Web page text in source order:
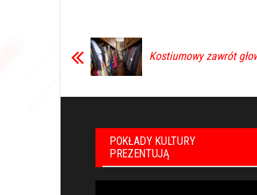
Kostiumowy zawrót
POKŁADY KULTURY
PREZENTUJĄ